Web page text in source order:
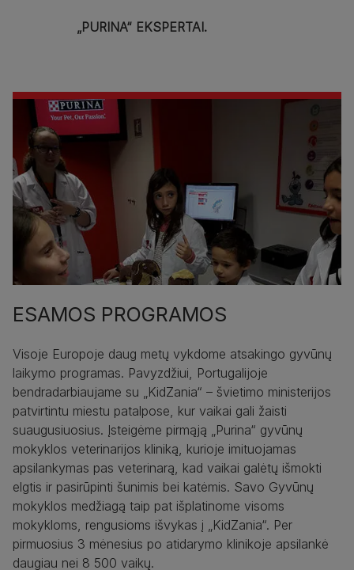
„PURINA“ EKSPERTAI.
ESAMOS PROGRAMOS
Visoje Europoje daug metų vykdome atsakingo gyvūnų
laikymo programas. Pavyzdžiui, Portugalijoje
bendradarbiaujame su „KidZania“ – švietimo ministerijos
patvirtintu miestu patalpose, kur vaikai gali žaisti
suaugusiuosius. Įsteigėme pirmąją „Purina“ gyvūnų
mokyklos veterinarijos kliniką, kurioje imituojamas
apsilankymas pas veterinarą, kad vaikai galėtų išmokti
elgtis ir pasirūpinti šunimis bei katėmis. Savo Gyvūnų
mokyklos medžiagą taip pat išplatinome visoms
mokykloms, rengusioms išvykas į „KidZania“. Per
pirmuosius 3 mėnesius po atidarymo klinikoje apsilankė
daugiau nei 8 500 vaikų.